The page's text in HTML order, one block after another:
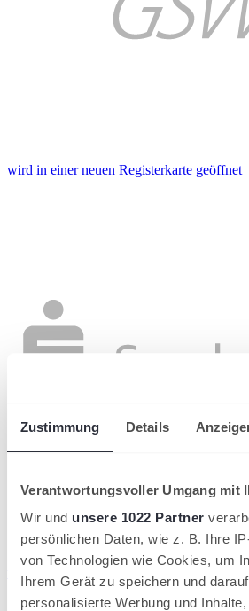
Zustimmung Details
Verantwortungsvoller Umgang mit
Wir und unsere 1022 Partner
persönlichen Daten, wie z. B. Ihre
von Technologien wie Cookies, um
Ihrem Gerät zu speichern und
personalisierte Werbung und
wird in einer neuen Registerkarte geöffnet
wird in einer neuen Registerkarte geöffnet